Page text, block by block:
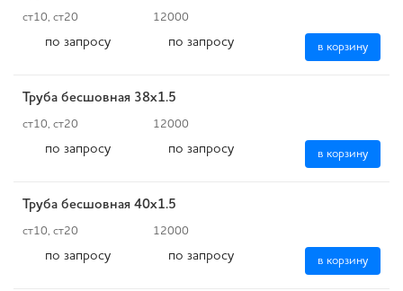
ст10, ст20 12000
по запросу по запросу в корзину
Труба бесшовная 38х1.5
ст10, ст20 12000
по запросу по запросу в корзину
Труба бесшовная 40х1.5
ст10, ст20 12000
по запросу по запросу в корзину